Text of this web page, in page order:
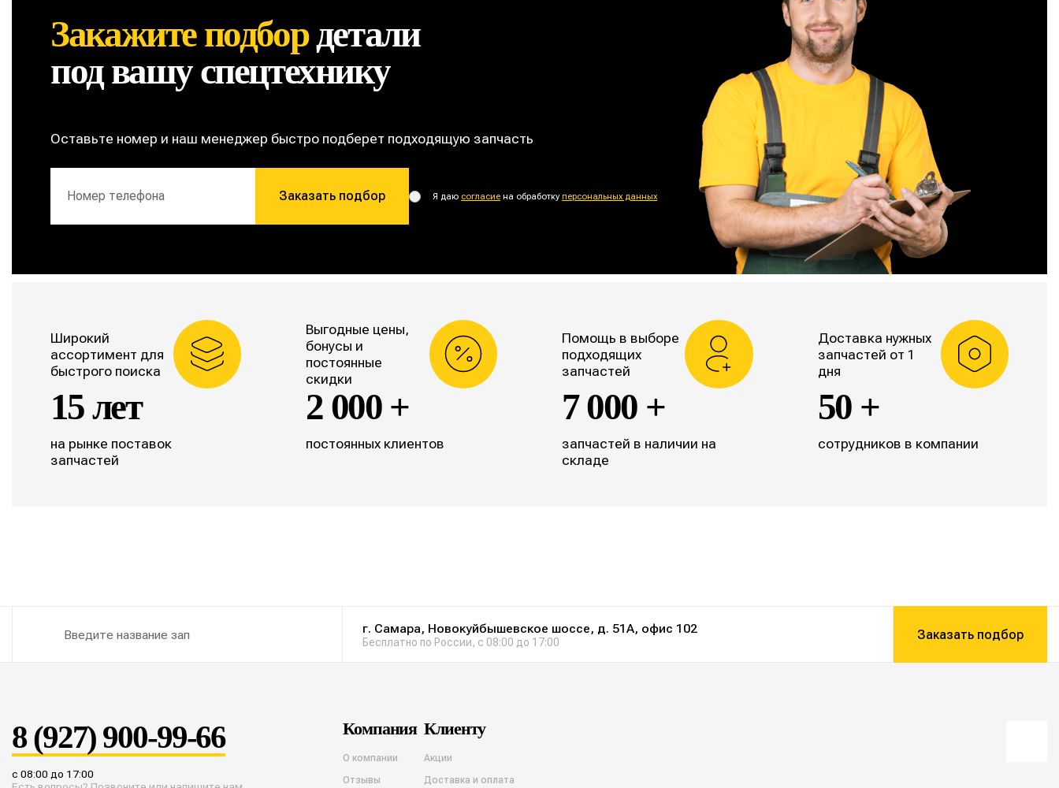
Закажите подбордетали
под вашу спецтехнику
Оставьте номер и наш менеджер быстро подберет подходящую запчасть
Заказать подбор Я даю согласие на обработкуперсональных данных
Широкий
ассортимент для
быстрого поиска
15 лет
на рынке поставок
запчастей
Выгодные цены,
бонусы и
постоянные
скидки
2 000 +
постоянных клиентов
Помощь в выборе
подходящих
запчастей
7 000 +
запчастей в наличии на
складе
Доставка нужных
запчастей от 1
дня
50 +
сотрудников в компании
г. Самара, Новокуйбышевское шоссе, д. 51А, офис 102
Бесплатно по России, с 08:00 до 17:00 Заказать подбор
8 (927) 900-99-66
с 08:00 до 17:00
Компания
О компании
Отзывы
Клиенту
Акции
Доставка и оплата